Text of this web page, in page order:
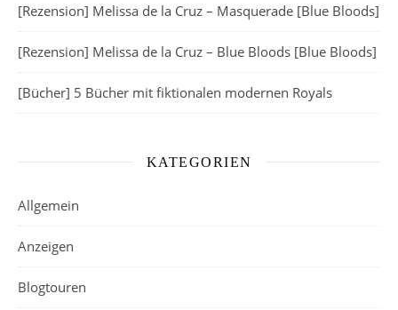
[Rezension] Melissa de la Cruz – Masquerade [Blue Bloods]
[Rezension] Melissa de la Cruz – Blue Bloods [Blue Bloods]
[Bücher] 5 Bücher mit fiktionalen modernen Royals
KATEGORIEN
Allgemein
Anzeigen
Blogtouren